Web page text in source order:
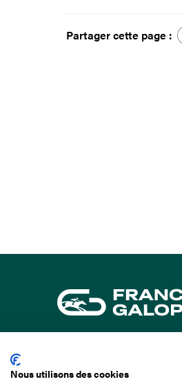
Partager cette page :
01 49 10 20 29
Nous utilisons des cookies